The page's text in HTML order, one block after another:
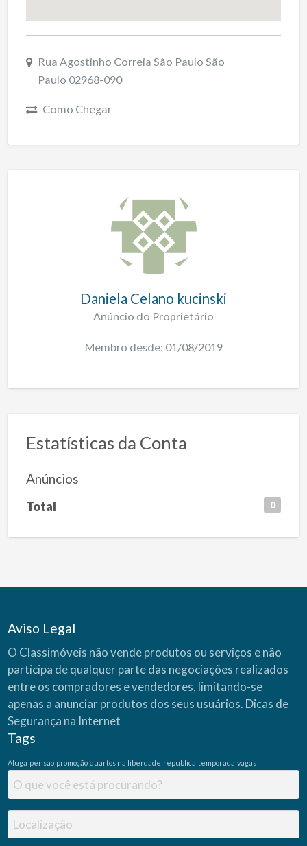
Rua Agostinho Correia São Paulo São
Paulo 02968-090
Como Chegar
Daniela Celano kucinski
Anúncio do Proprietário
Membro desde: 01/08/2019
Estatísticas da Conta
Anúncios
Total 0
Aviso Legal
O Classimóveis não vende produtos ou serviços e não
participa de qualquer parte das negociações realizados
entre os compradores e vendedores, limitando-se
apenas a anunciar produtos dos seus usuários. Dicas de
Segurança na Internet
Tags
Aluga pensao promoção quartos na liberdade republica temporada vagas